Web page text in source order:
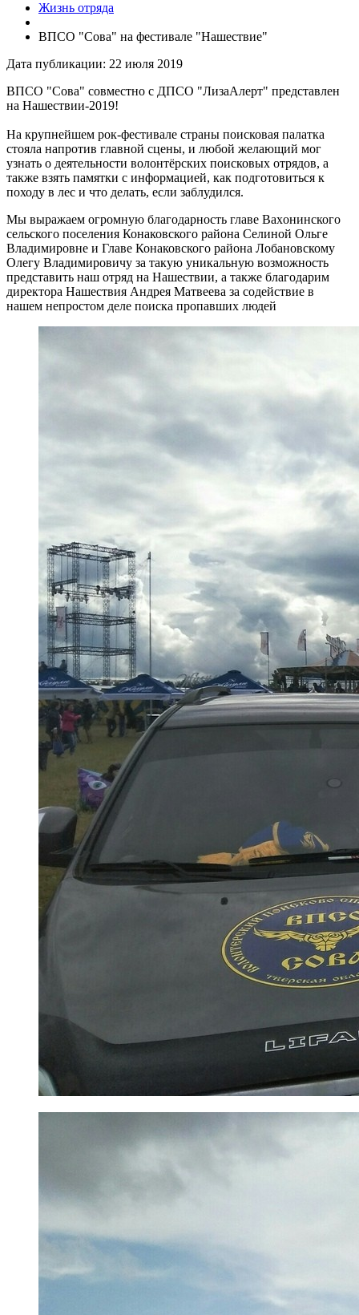
Жизнь отряда
ВПСО "Сова" на фестивале "Нашествие"
Дата публикации: 22 июля 2019
ВПСО "Сова" совместно с ДПСО "ЛизаАлерт" представлен
на Нашествии-2019!
На крупнейшем рок-фестивале страны поисковая палатка
стояла напротив главной сцены, и любой желающий мог
узнать о деятельности волонтёрских поисковых отрядов, а
также взять памятки с информацией, как подготовиться к
походу в лес и что делать, если заблудился.
Мы выражаем огромную благодарность главе Ваxoнинского
сельского поселения Конаковского района Селиной Ольге
Владимировне и Главе Конаковского района Лобановскому
Олегу Владимировичу за такую уникальную возможность
представить наш отряд на Нашествии, а также благодарим
директора Нашествия Андрея Матвеева за содействие в
нашем непростом деле поиска пропавших людей